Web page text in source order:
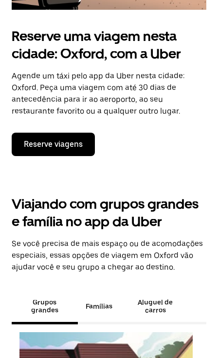
Reserve uma viagem nesta
cidade: Oxford, com a Uber
Agende um táxi pelo app da Uber nesta cidade:
Oxford. Peça uma viagem com até 30 dias de
antecedência para ir ao aeroporto, ao seu
restaurante favorito ou a qualquer outro lugar.
Reserve viagens
Viajando com grupos grandes
e família no app da Uber
Se você precisa de mais espaço ou de acomodações
especiais, essas opções de viagem em Oxford vão
ajudar você e seu grupo a chegar ao destino.
Grupos
grandes
Famílias
Aluguel de
carros